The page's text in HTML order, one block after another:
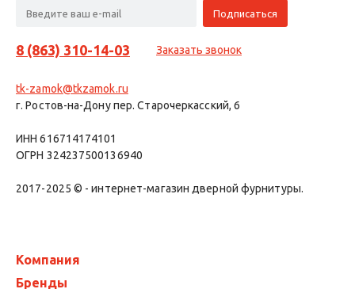
8 (863) 310-14-03 Заказать звонок
tk-zamok@tkzamok.ru
г. Ростов-на-Дону пер. Старочеркасский, 6
ИНН 616714174101
ОГРН 324237500136940
2017-2025 © - интернет-магазин дверной фурнитуры.
Компания
Бренды